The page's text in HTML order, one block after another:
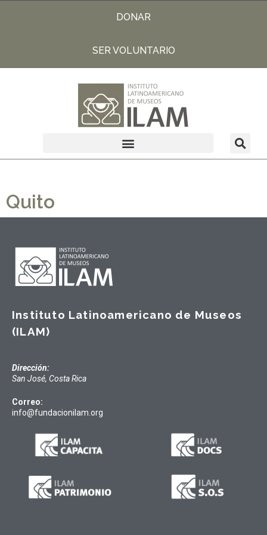
DONAR
SER VOLUNTARIO
Quito
Instituto Latinoamericano de Museos
(ILAM)
Dirección:
San José, Costa Rica
Correo:
info@fundacionilam.org